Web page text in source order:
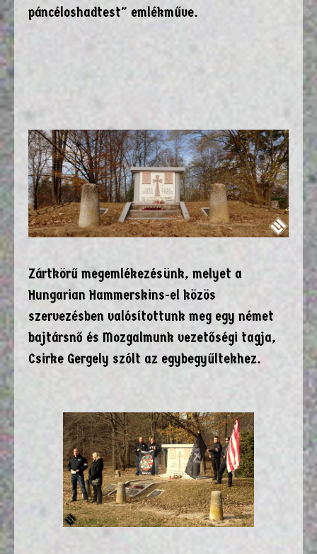
páncéloshadtest" emlékműve.
Zártkörű megemlékezésünk, melyet a
Hungarian Hammerskins-el közös
szervezésben valósítottunk meg egy német
bajtársnő és Mozgalmunk vezetőségi tagja,
Csirke Gergely szólt az egybegyűltekhez.